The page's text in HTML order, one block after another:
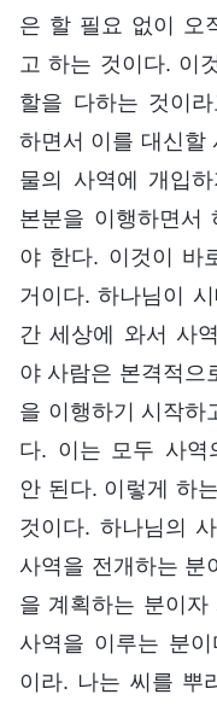
은 할 필요 없이 오
고 하는 것이다. 이
할을 다하는 것이
하면서 이를 대신할
물의 사역에 개입
본분을 이행하면서
야 한다. 이것이 바
거이다. 하나님이
간 세상에 와서 사
야 사람은 본격적으
을 이행하기 시작하
다. 이는 모두 사역
안 된다. 이렇게 하
것이다. 하나님의
사역을 전개하는 분
을 계획하는 분이
사역을 이루는 분
이라. 나는 씨를 뿌